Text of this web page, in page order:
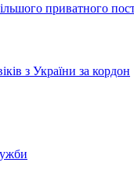
приватного
з України за кордон